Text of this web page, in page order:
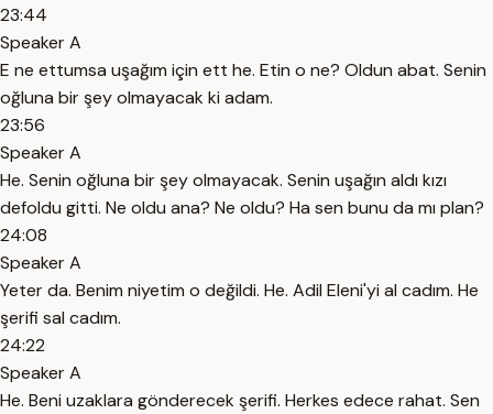
23:44
Speaker A
E ne ettumsa uşağım için ett he. Etin o ne? Oldun abat. Senin
oğluna bir şey olmayacak ki adam.
23:56
Speaker A
He. Senin oğluna bir şey olmayacak. Senin uşağın aldı kızı
defoldu gitti. Ne oldu ana? Ne oldu? Ha sen bunu da mı plan?
24:08
Speaker A
Yeter da. Benim niyetim o değildi. He. Adil Eleni'yi al cadım. He
şerifi sal cadım.
24:22
Speaker A
He. Beni uzaklara gönderecek şerifi. Herkes edece rahat. Sen